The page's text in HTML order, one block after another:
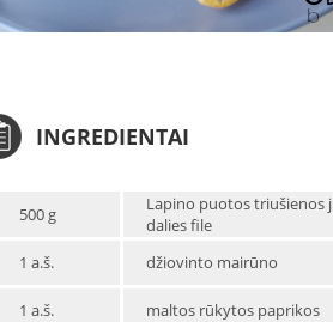
INGREDIENTAI
500 g
Lapino puotos triušienos
dalies file
1 a.š.
džiovinto mairūno
1 a.š. maltos rūkytos paprikos